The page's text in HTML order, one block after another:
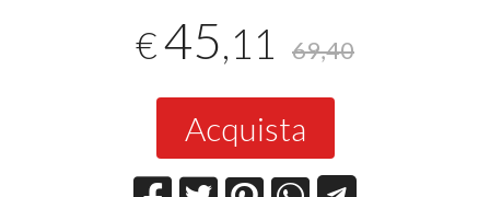
€45,11 69,40
Acquista